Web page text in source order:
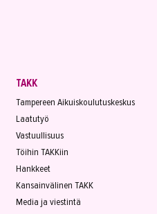
TAKK
Tampereen Aikuiskoulutuskeskus
Laatutyö
Vastuullisuus
Töihin TAKKiin
Hankkeet
Kansainvälinen TAKK
Media ja viestintä